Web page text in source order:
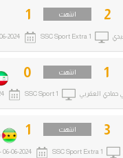
3 انتهت 1
SSC Sport Extra 1
06-06-2024 - 13:00
1 انتهت 0
حمادي العقربي SSC Sport 1
2 انتهت 1
SSC Sport Extra 1
- 16:00